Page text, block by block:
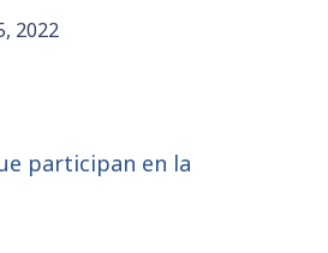
2022
participan en la